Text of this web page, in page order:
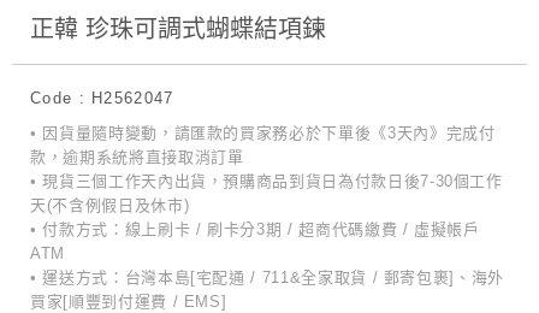
正韓 珍珠可調式蝴蝶結項鍊
Code : H2562047
• 因貨量隨時變動，請匯款的買家務必於下單後《3天內》完成付
款，逾期系統將直接取消訂單
• 現貨三個工作天內出貨，預購商品到貨日為付款日後7-30個工作
天(不含例假日及休市)
• 付款方式：線上刷卡 / 刷卡分3期 / 超商代碼繳費 / 虛擬帳戶
ATM
• 運送方式：台灣本島[宅配通 / 711&全家取貨 / 郵寄包裹]、海外
買家[順豐到付運費 / EMS]